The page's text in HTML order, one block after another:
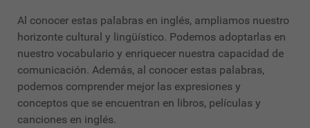
Al conocer estas palabras en inglés, ampliamos nuestro
horizonte cultural y lingüístico. Podemos adoptarlas en
nuestro vocabulario y enriquecer nuestra capacidad de
comunicación. Además, al conocer estas palabras,
podemos comprender mejor las expresiones y
conceptos que se encuentran en libros, películas y
canciones en inglés.